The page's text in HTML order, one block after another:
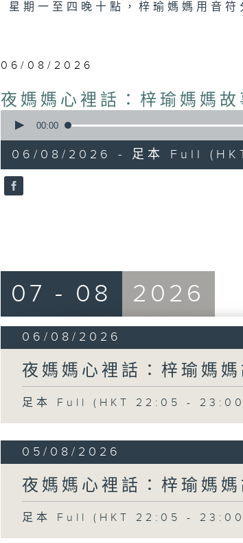
星期一至四晚十點，梓瑜媽媽用音
06/08/2026
夜媽媽心裡話：梓瑜媽媽
seconds
55
minutes,
0
seconds
90%
00:00
06/08/2026 - 足本 Full
07 - 08 2026
06/08/2026
夜媽媽心裡話：梓瑜媽
足本 Full (HKT 22:05 -
05/08/2026
夜媽媽心裡話：梓瑜媽
足本 Full (HKT 22:05 -